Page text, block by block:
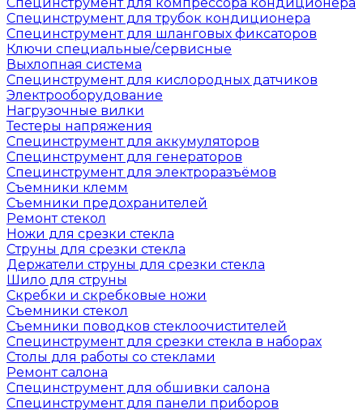
Специнструмент для трубок кондиционера
Специнструмент для шланговых фиксаторов
Ключи специальные/сервисные
Выхлопная система
Специнструмент для кислородных датчиков
Электрооборудование
Нагрузочные вилки
Тестеры напряжения
Специнструмент для аккумуляторов
Специнструмент для генераторов
Специнструмент для электроразъёмов
Съемники клемм
Съемники предохранителей
Ремонт стекол
Ножи для срезки стекла
Струны для срезки стекла
Держатели струны для срезки стекла
Шило для струны
Скребки и скребковые ножи
Съемники стекол
Съемники поводков стеклоочистителей
Специнструмент для срезки стекла в наборах
Столы для работы со стеклами
Ремонт салона
Специнструмент для обшивки салона
Специнструмент для панели приборов